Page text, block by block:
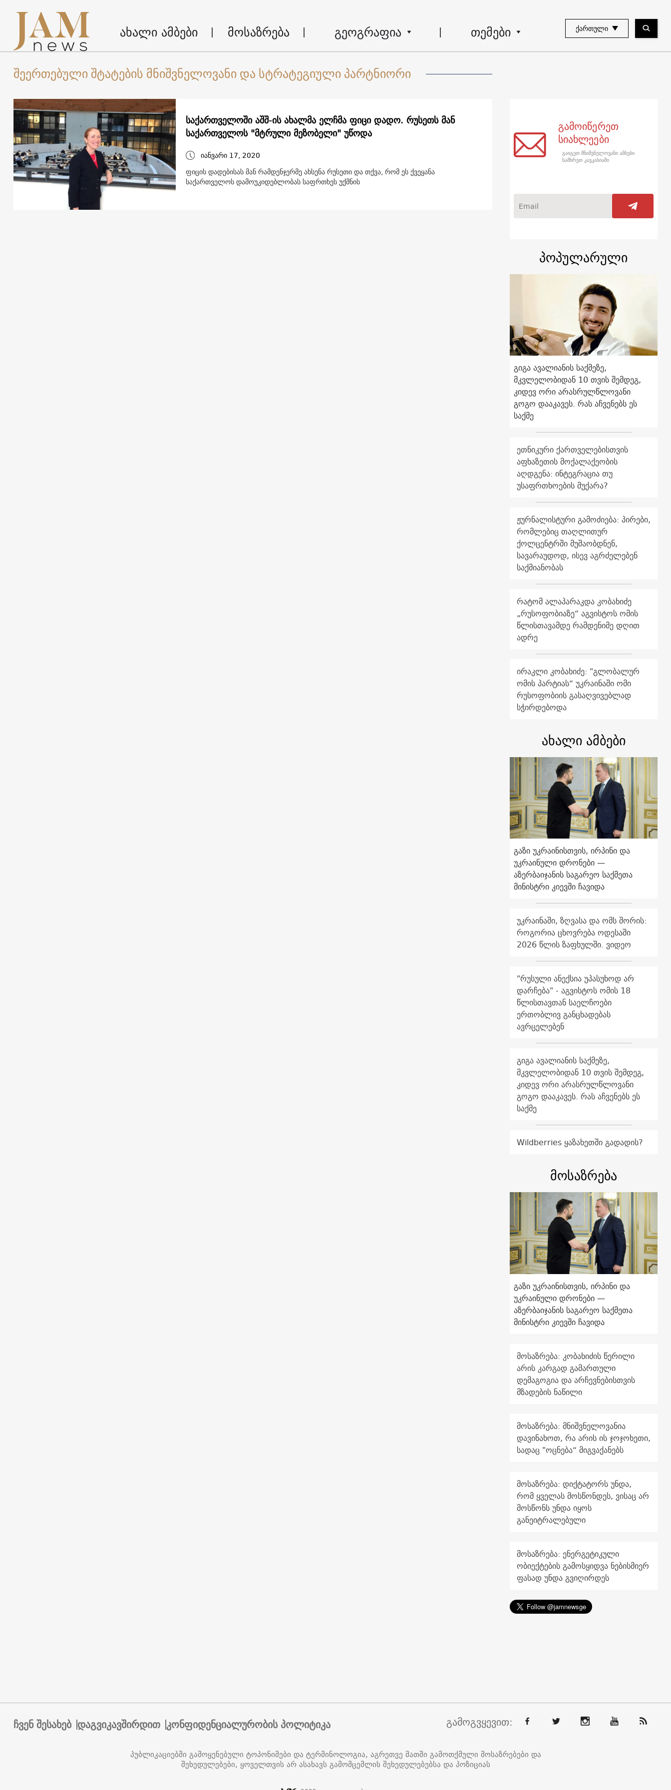
ახალი ამბები მოსაზრება გეოგრაფია თემები ᲥᲐᲠᲗᲣᲚᲘ
შეერთებული შტატების მნიშვნელოვანი და სტრატეგიული პარტნიორი
საქართველოში აშშ-ის ახალმა ელჩმა ფიცი დადო. რუსეთს მან
საქართველოს "მტრული მეზობელი" უწოდა
იანვარი 17, 2020
ფიცის დადებისას მან რამდენჯერმე ახსენა რუსეთი და თქვა, რომ ეს ქვეყანა
საქართველოს დამოუკიდებლობას საფრთხეს უქმნის
გამოიწერეთ
სიახლეები
გაიგეთ მნიშვნელოვანი ამბები
სამხრეთ კავკასიაში
პოპულარული
გიგა ავალიანის საქმეზე,
მკვლელობიდან 10 თვის შემდეგ,
კიდევ ორი არასრულწლოვანი
გოგო დააკავეს. რას აჩვენებს ეს
საქმე
ეთნიკური ქართველებისთვის
აფხაზეთის მოქალაქეობის
აღდგენა: ინტეგრაცია თუ
უსაფრთხოების მუქარა?
ჟურნალისტური გამოძიება: პირები,
რომლებიც თაღლითურ
ქოლცენტრში მუშაობდნენ,
სავარაუდოდ, ისევ აგრძელებენ
საქმიანობას
რატომ ალაპარაკდა კობახიძე
„რუსოფობიაზე“ აგვისტოს ომის
წლისთავამდე რამდენიმე დღით
ადრე
ირაკლი კობახიძე: "გლობალურ
ომის პარტიას“ უკრაინაში ომი
რუსოფობიის გასაღვივებლად
სჭირდებოდა
ახალი ამბები
გაზი უკრაინისთვის, ირპინი და
უკრაინული დრონები —
აზერბაიჯანის საგარეო საქმეთა
მინისტრი კიევში ჩავიდა
უკრაინაში, ზღვასა და ომს შორის:
როგორია ცხოვრება ოდესაში
2026 წლის ზაფხულში. ვიდეო
"რუსული ანექსია უპასუხოდ არ
დარჩება" - აგვისტოს ომის 18
წლისთავთან საელჩოები
ერთობლივ განცხადებას
ავრცელებენ
გიგა ავალიანის საქმეზე,
მკვლელობიდან 10 თვის შემდეგ,
კიდევ ორი არასრულწლოვანი
გოგო დააკავეს. რას აჩვენებს ეს
საქმე
Wildberries ყაზახეთში გადადის?
მოსაზრება
გაზი უკრაინისთვის, ირპინი და
უკრაინული დრონები —
აზერბაიჯანის საგარეო საქმეთა
მინისტრი კიევში ჩავიდა
მოსაზრება: კობახიძის წერილი
არის კარგად გამართული
დემაგოგია და არჩევნებისთვის
მზადების ნაწილი
მოსაზრება: მნიშვნელოვანია
დავინახოთ, რა არის ის ჯოჯოხეთი,
სადაც "ოცნება“ მიგვაქანებს
მოსაზრება: დიქტატორს უნდა,
რომ ყველას მოსწონდეს, ვისაც არ
მოსწონს უნდა იყოს
განეიტრალებული
მოსაზრება: ენერგეტიკული
ობიექტების გამოსყიდვა ნებისმიერ
ფასად უნდა გვიღირდეს
ჩვენ შესახებ დაგვიკავშირდით კონფიდენციალურობის პოლიტიკა გამოგვყევით:
პუბლიკაციებში გამოყენებული ტოპონიმები და ტერმინოლოგია, აგრეთვე მათში გამოთქმული მოსაზრებები და
შეხედულებები, ყოველთვის არ ასახავს გამომცემლის შეხედულებებსა და პოზიციას